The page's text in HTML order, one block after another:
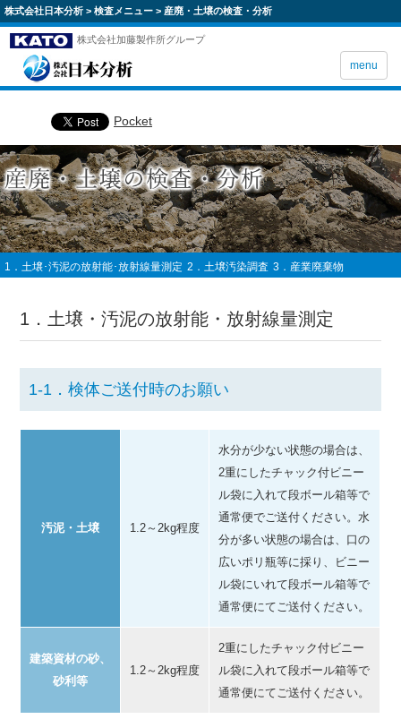
株式会社日本分析 > 検査メニュー > 産廃・土壌の検査・分析
株式会社加藤製作所グループ
menu
Pocket
1．土壌･汚泥の放射能･放射線量測定 2．土壌汚染調査 3．産業廃棄物
1．土壌・汚泥の放射能・放射線量測定
1-1．検体ご送付時のお願い
汚泥・土壌 1.2～2kg程度
水分が少ない状態の場合は、
2重にしたチャック付ビニー
ル袋に入れて段ボール箱等で
通常便でご送付ください。水
分が多い状態の場合は、口の
広いポリ瓶等に採り、ビニー
ル袋にいれて段ボール箱等で
通常便にてご送付ください。
建築資材の砂、
砂利等
1.2～2kg程度
2重にしたチャック付ビニー
ル袋に入れて段ボール箱等で
通常便にてご送付ください。